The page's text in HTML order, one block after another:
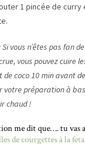
1 pincée de curry
Si vous n’êtes pas fan
vous pouvez cuire
de coco 10 min avant
votre préparation à
chaud !
me dit que…. tu vas
de courgettes à la feta